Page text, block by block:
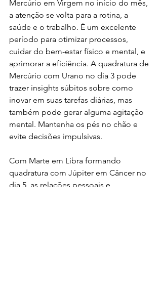
Mercúrio em Virgem no início do mês,
a atenção se volta para a rotina, a
saúde e o trabalho. É um excelente
período para otimizar processos,
cuidar do bem-estar físico e mental, e
aprimorar a eficiência. A quadratura de
Mercúrio com Urano no dia 3 pode
trazer insights súbitos sobre como
inovar em suas tarefas diárias, mas
também pode gerar alguma agitação
mental. Mantenha os pés no chão e
evite decisões impulsivas.
Com Marte em Libra formando
quadratura com Júpiter em Câncer no
dia 5, as relações pessoais e